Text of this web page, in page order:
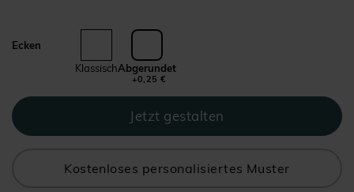
Ecken
KlassischAbgerundet
+0,25 €
Kostenloses personalisiertes Muster